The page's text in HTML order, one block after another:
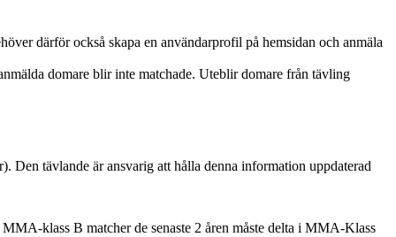
därför också skapa en användarprofil på hemsidan och anmäla
domare blir inte matchade. Uteblir domare från tävling
Den tävlande är ansvarig att hålla denna information uppdaterad
klass B matcher de senaste 2 åren måste delta i MMA-Klass